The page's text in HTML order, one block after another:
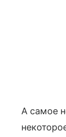
А самое